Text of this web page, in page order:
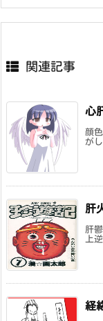
関連記事
心
顔
が
肝
肝
上
経